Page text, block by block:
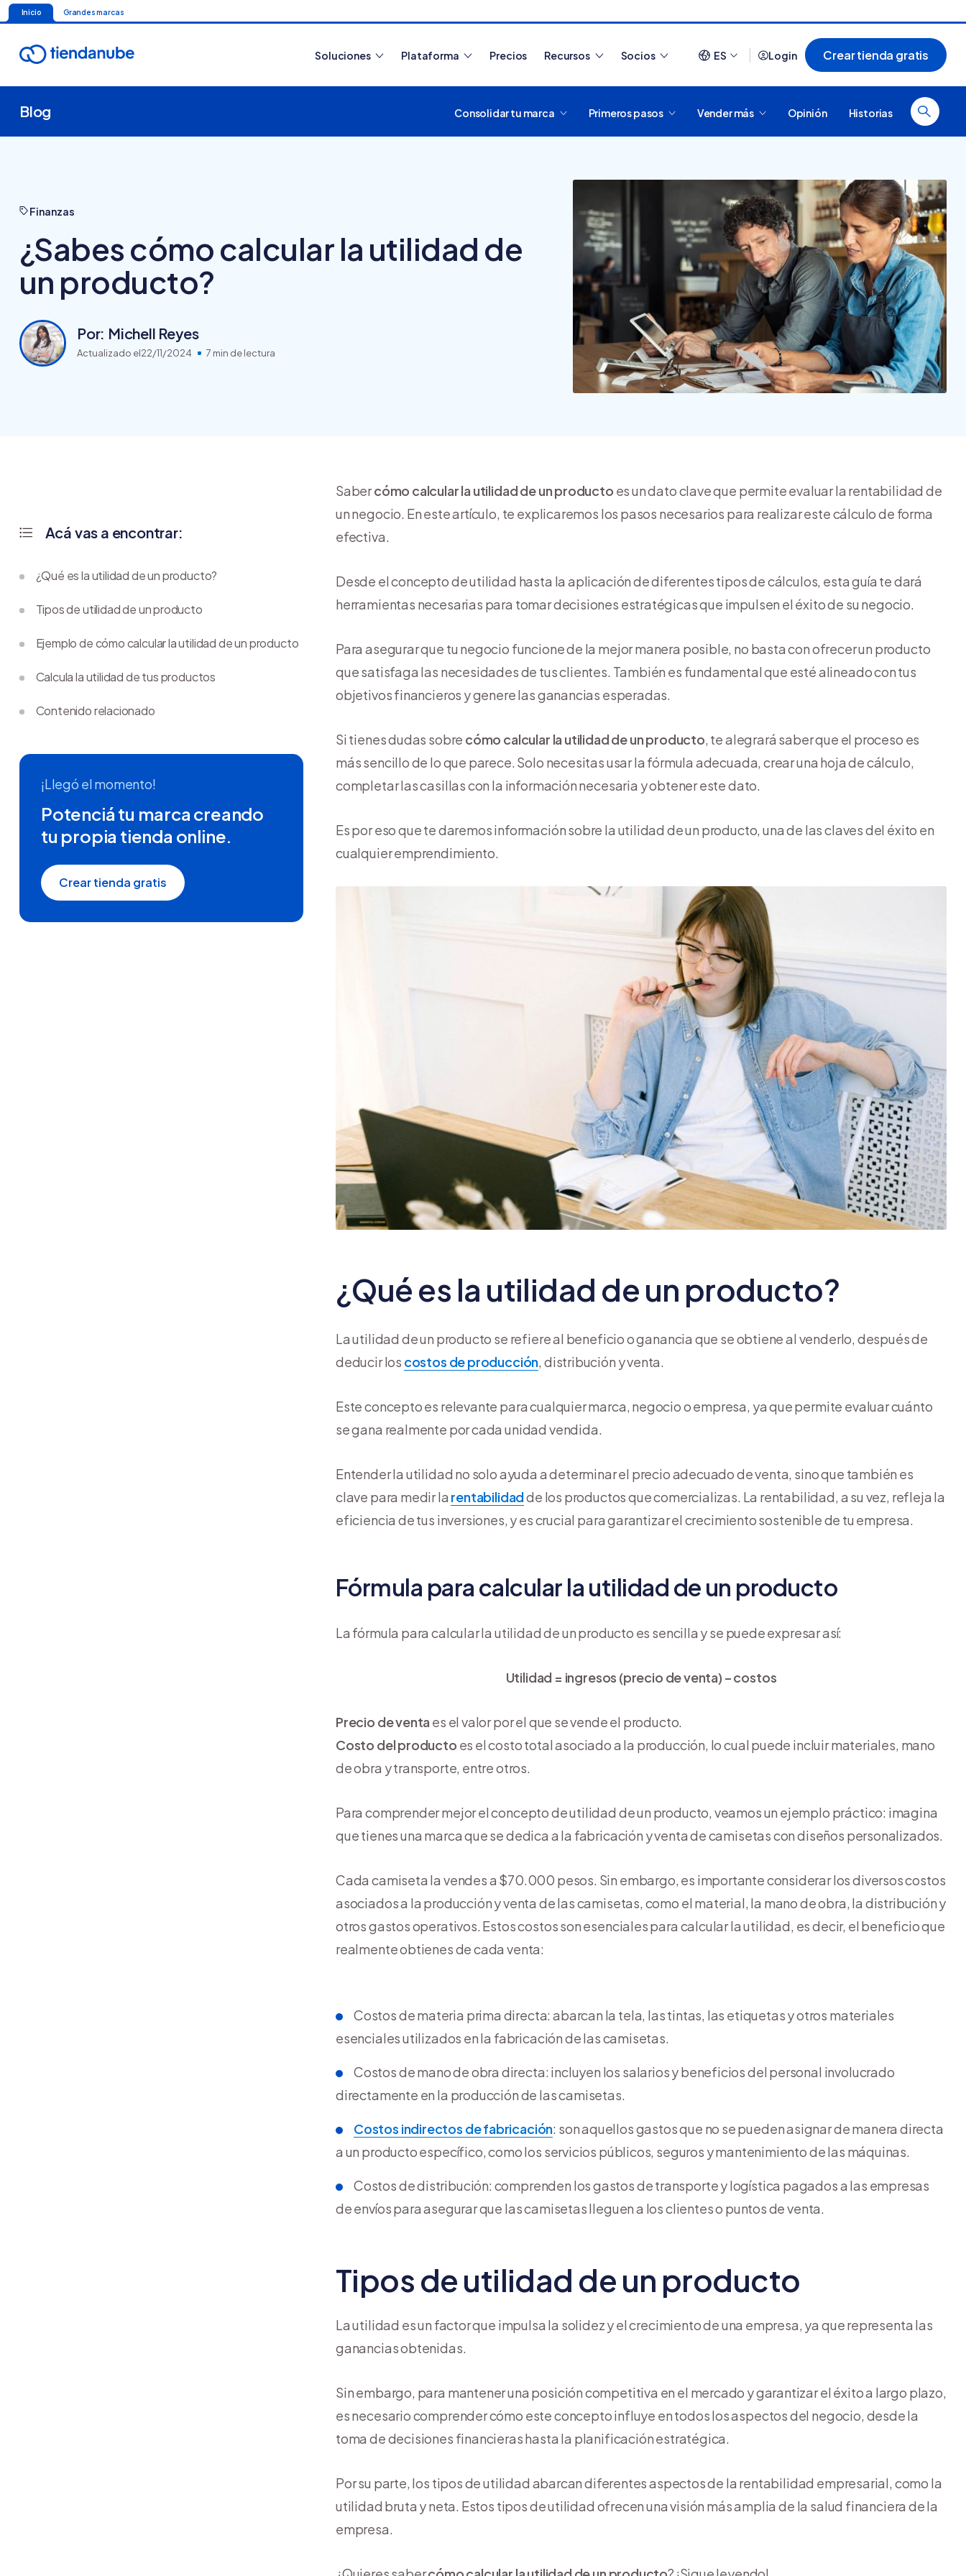
Inicio Grandes marcas
Soluciones Plataforma Precios Recursos
Tiendanube? Aprende a
crear y usar una tienda
¿Cómo es comprar en
Tiendanube? Conocé
Nube para vender más
20 tiendas online
argentinas creadas con
Tiendanube
Socios ES Login Crear tienda gratis
Blog Consolidar tu marca Primeros pasos Vender más Opinión Historias
Finanzas
¿Sabes cómo calcular la utilidad de
un producto?
Por: Michell Reyes
Actualizado el22/11/2024 7 min de lectura
Sabercómo calcular la utilidad de un producto es un dato clave que permite evaluar la rentabilidad de
un negocio. En este artículo, te explicaremos los pasos necesarios para realizar este cálculo de forma
efectiva.
Desde el concepto de utilidad hasta la aplicación de diferentes tipos de cálculos, esta guía te dará
herramientas necesarias para tomar decisiones estratégicas que impulsen el éxito de su negocio.
Para asegurar que tu negocio funcione de la mejor manera posible, no basta con ofrecer un producto
que satisfaga las necesidades de tus clientes. También es fundamental que esté alineado con tus
objetivos financieros y genere las ganancias esperadas.
Si tienes dudas sobre cómo calcular la utilidad de un producto, te alegrará saber que el proceso es
más sencillo de lo que parece. Solo necesitas usar la fórmula adecuada, crear una hoja de cálculo,
completar las casillas con la información necesaria y obtener este dato.
Es por eso que te daremos información sobre la utilidad de un producto, una de las claves del éxito en
cualquier emprendimiento.
¿Qué es la utilidad de un producto?
La utilidad de un producto se refiere al beneficio o ganancia que se obtiene al venderlo, después de
deducir los costos de producción, distribución y venta.
Este concepto es relevante para cualquier marca, negocio o empresa, ya que permite evaluar cuánto
se gana realmente por cada unidad vendida.
Entender la utilidad no solo ayuda a determinar el precio adecuado de venta, sino que también es
clave para medir la rentabilidadde los productos que comercializas. La rentabilidad, a su vez, refleja la
eficiencia de tus inversiones, y es crucial para garantizar el crecimiento sostenible de tu empresa.
Fórmula para calcular la utilidad de un producto
La fórmula para calcular la utilidad de un producto es sencilla y se puede expresar así:
Utilidad = ingresos (precio de venta) – costos
Precio de venta es el valor por el que se vende el producto.
Costo del producto es el costo total asociado a la producción, lo cual puede incluir materiales, mano
de obra y transporte, entre otros.
Para comprender mejor el concepto de utilidad de un producto, veamos un ejemplo práctico: imagina
que tienes una marca que se dedica a la fabricación y venta de camisetas con diseños personalizados.
Cada camiseta la vendes a $70.000 pesos. Sin embargo, es importante considerar los diversos costos
asociados a la producción y venta de las camisetas, como el material, la mano de obra, la distribución y
otros gastos operativos. Estos costos son esenciales para calcular la utilidad, es decir, el beneficio que
realmente obtienes de cada venta:
Costos de materia prima directa: abarcan la tela, las tintas, las etiquetas y otros materiales
esenciales utilizados en la fabricación de las camisetas.
Costos de mano de obra directa: incluyen los salarios y beneficios del personal involucrado
directamente en la producción de las camisetas.
Costos indirectos de fabricación: son aquellos gastos que no se pueden asignar de manera directa
a un producto específico, como los servicios públicos, seguros y mantenimiento de las máquinas.
Costos de distribución: comprenden los gastos de transporte y logística pagados a las empresas
de envíos para asegurar que las camisetas lleguen a los clientes o puntos de venta.
Tipos de utilidad de un producto
La utilidad es un factor que impulsa la solidez y el crecimiento de una empresa, ya que representa las
ganancias obtenidas.
Sin embargo, para mantener una posición competitiva en el mercado y garantizar el éxito a largo plazo,
es necesario comprender cómo este concepto influye en todos los aspectos del negocio, desde la
toma de decisiones financieras hasta la planificación estratégica.
Por su parte, los tipos de utilidad abarcan diferentes aspectos de la rentabilidad empresarial, como la
utilidad bruta y neta. Estos tipos de utilidad ofrecen una visión más amplia de la salud financiera de la
empresa.
Acá vas a encontrar:
¿Qué es la utilidad de un producto?
Tipos de utilidad de un producto
Ejemplo de cómo calcular la utilidad de un producto
Calcula la utilidad de tus productos
Contenido relacionado
¡Llegó el momento!
Potenciá tu marca creando
tu propia tienda online.
Crear tienda gratis